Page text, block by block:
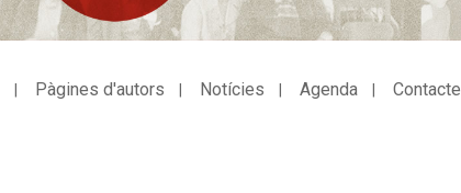
Pàgines d'autors Notícies Agenda Contacte